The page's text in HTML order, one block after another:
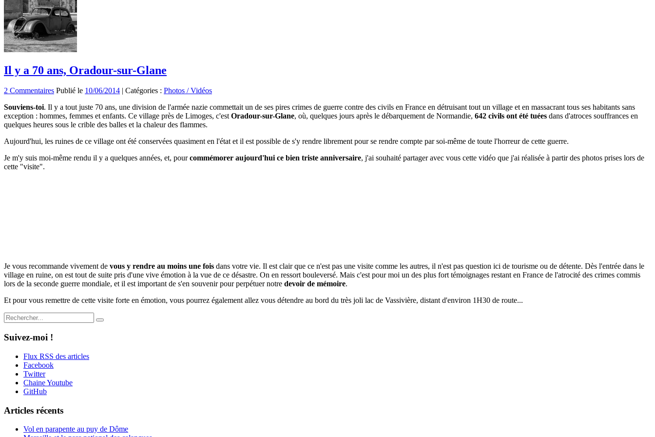
Il y a 70 ans, Oradour-sur-Glane
2 Commentaires Publié le 10/06/2014 Catégories : Photos / Vidéos
Souviens-toi. Il y a tout juste 70 ans, une division de l'armée nazie commettait un de ses pires crimes de guerre contre des civils en France en détruisant tout un village et en massacrant tous ses habitants sans
exception : hommes, femmes et enfants. Ce village près de Limoges, c'estOradour-sur-Glane, où, quelques jours après le débarquement de Normandie, 642 civils ont été tuées dans d'atroces souffrances en
quelques heures sous le crible des balles et la chaleur des flammes.
Aujourd'hui, les ruines de ce village ont été conservées quasiment en l'état et il est possible de s'y rendre librement pour se rendre compte par soi-même de toute l'horreur de cette guerre.
Je m'y suis moi-même rendu il y a quelques années, et, pourcommémorer aujourd'hui ce bien triste anniversaire, j'ai souhaité partager avec vous cette vidéo que j'ai réalisée à partir des photos prises lors de
cette "visite".
Je vous recommande vivement de vous y rendre au moins une fois dans votre vie. Il est clair que ce n'est pas une visite comme les autres, il n'est pas question ici de tourisme ou de détente. Dès l'entrée dans le
village en ruine, on est tout de suite pris d'une vive émotion à la vue de ce désastre. On en ressort bouleversé. Mais c'est pour moi un des plus fort témoignages restant en France de l'atrocité des crimes commis
lors de la seconde guerre mondiale, et il est important de s'en souvenir pour perpétuer notre devoir de mémoire.
Et pour vous remettre de cette visite forte en émotion, vous pourrez également allez vous détendre au bord du très joli lac de Vassivière, distant d'environ 1H30 de route...
Suivez-moi !
Flux RSS des articles
Facebook
Twitter
Chaine Youtube
GitHub
Articles récents
Vol en parapente au puy de Dôme